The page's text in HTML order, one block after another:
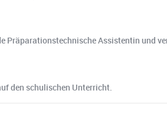
Präparationstechnische Assistentin und
den schulischen Unterricht.